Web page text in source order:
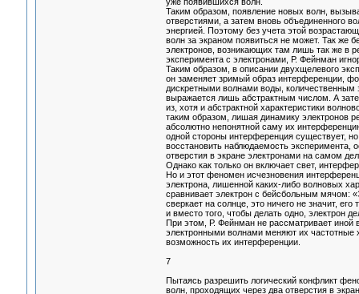
Таким образом, появление новых волн,
отверстиями, а затем вновь объединенного
энергией. Поэтому без учета этой
волн за экраном появиться не может. Так же
электронов, возникающих там лишь так же в
эксперимента с электронами, Р. Фейнман
Таким образом, в описании двухщелевого
он заменяет зримый образ интерференции,
дискретными волнами воды, количественным
выражается лишь абстрактным числом. А
из, хотя и абстрактной характеристики
таким образом, лишая динамику электронов
абсолютно непонятной саму их
одной стороны интерференция существует,
восстановить наблюдаемость эксперимента,
отверстия в экране электронами на самом
Однако как только он включает свет,
Но и этот феномен исчезновения
электрона, лишенной каких-либо волновых
сравнивает электрон с бейсбольным мячом:
сверкает на солнце, это ничего не значит,
и вместо того, чтобы делать одно, электрон
При этом, Р. Фейнман не рассматривает иной
электронными волнами меняют их частотные
возможность их интерференции.
7
Пытаясь разрешить логический конфликт
волн, проходящих через два отверстия в